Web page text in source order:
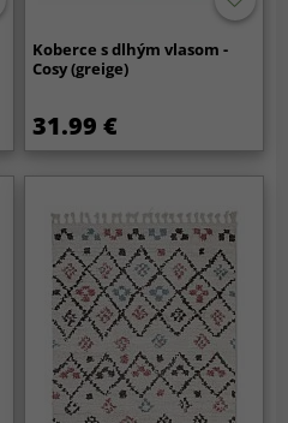
Koberce s dlhým vlasom -
Cosy (greige)
31.99 €